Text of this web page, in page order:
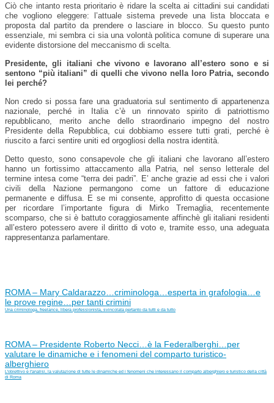
Ciò che intanto resta prioritario è ridare la scelta ai cittadini sui candidati
che vogliono eleggere: l’attuale sistema prevede una lista bloccata e
proposta dal partito da prendere o lasciare in blocco. Su questo punto
essenziale, mi sembra ci sia una volontà politica comune di superare una
evidente distorsione del meccanismo di scelta.
Presidente, gli italiani che vivono e lavorano all’estero sono e si
sentono “più italiani” di quelli che vivono nella loro Patria, secondo
lei perché?
Non credo si possa fare una graduatoria sul sentimento di appartenenza
nazionale, perché in Italia c’è un rinnovato spirito di patriottismo
repubblicano, merito anche dello straordinario impegno del nostro
Presidente della Repubblica, cui dobbiamo essere tutti grati, perché è
riuscito a farci sentire uniti ed orgogliosi della nostra identità.
Detto questo, sono consapevole che gli italiani che lavorano all’estero
hanno un fortissimo attaccamento alla Patria, nel senso letterale del
termine intesa come “terra dei padri”. E’ anche grazie ad essi che i valori
civili della Nazione permangono come un fattore di educazione
permanente e diffusa. E se mi consente, approfitto di questa occasione
per ricordare l’importante figura di Mirko Tremaglia, recentemente
scomparso, che si è battuto coraggiosamente affinchè gli italiani residenti
all’estero potessero avere il diritto di voto e, tramite esso, una adeguata
rappresentanza parlamentare.
ROMA – Mary Caldarazzo…criminologa…esperta in grafologia…e
le prove regine…per tanti crimini
Una criminologa, freelance, libera professionista, svincolata pertanto da tutti e da tutto
ROMA – Presidente Roberto Necci…è la Federalberghi…per
valutare le dinamiche e i fenomeni del comparto turistico-
alberghiero
L'obiettivo è l'analisi, la valutazione di tutte le dinamiche ed i fenomeni che interessano il comparto alberghiero e turistico della città
di Roma